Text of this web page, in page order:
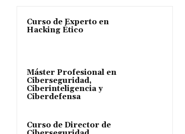
Curso de Experto en
Hacking Ético
Máster Profesional en
Ciberseguridad,
Ciberinteligencia y
Ciberdefensa
Curso de Director de